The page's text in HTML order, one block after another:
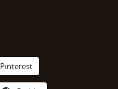
Pinterest